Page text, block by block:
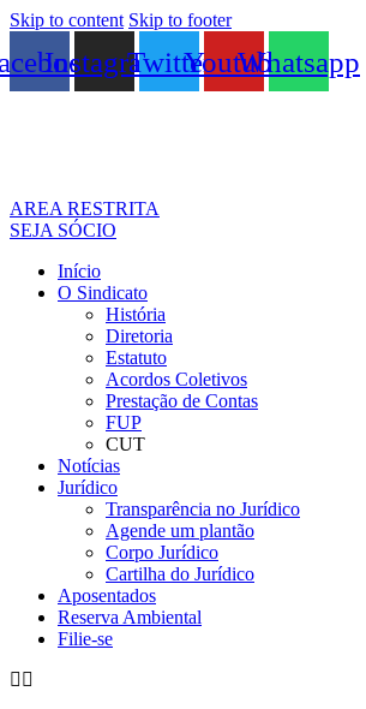
Skip to content Skip to footer
InstagramTwitterYoutubeWhatsapp
AREA RESTRITA
SEJA SÓCIO
Início
O Sindicato
História
Diretoria
Estatuto
Acordos Coletivos
Prestação de Contas
FUP
CUT
Notícias
Jurídico
Transparência no Jurídico
Agende um plantão
Corpo Jurídico
Cartilha do Jurídico
Aposentados
Reserva Ambiental
Filie-se